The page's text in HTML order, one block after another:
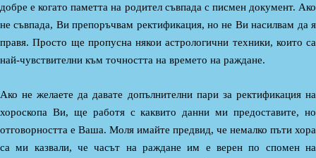
добре е когато паметта на родител съвпада с писмен документ. Ако
не съвпада, Ви препоръчвам ректификация, но не Ви насилвам да я
правя. Просто ще пропусна някои астрологични техники, които са
най-чувствителни към точността на времето на раждане.
Ако не желаете да давате допълнителни пари за ректификация на
хороскопа Ви, ще работя с каквито данни ми предоставите, но
отговорността е Ваша. Моля имайте предвид, че немалко пъти хора
са ми казвали, че часът на раждане им е верен по спомен на